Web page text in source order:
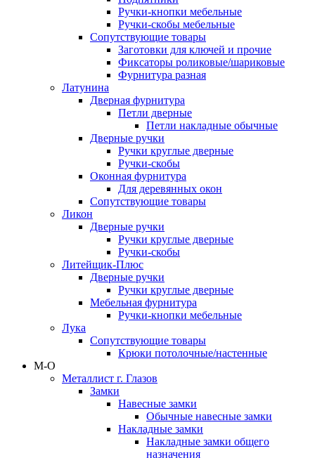
Ручки-кнопки мебельные
Ручки-скобы мебельные
Сопутствующие товары
Заготовки для ключей и прочие
Фиксаторы роликовые/шариковые
Фурнитура разная
Латунина
Дверная фурнитура
Петли дверные
Петли накладные обычные
Дверные ручки
Ручки круглые дверные
Ручки-скобы
Оконная фурнитура
Для деревянных окон
Сопутствующие товары
Ликон
Дверные ручки
Ручки круглые дверные
Ручки-скобы
Литейщик-Плюс
Дверные ручки
Ручки круглые дверные
Мебельная фурнитура
Ручки-кнопки мебельные
Лука
Сопутствующие товары
Крюки потолочные/настенные
М-О
Металлист г. Глазов
Замки
Навесные замки
Обычные навесные замки
Накладные замки
Накладные замки общего
назначения